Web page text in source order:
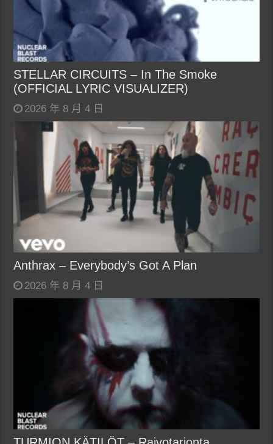
STELLAR CIRCUITS – In The Smoke
(OFFICIAL LYRIC VISUALIZER)
2026 年 8 月 4 日
Anthrax – Everybody’s Got A Plan
2026 年 8 月 4 日